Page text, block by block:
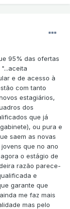
95% das ofertas
e de acesso à
com tanto
estagiários,
dos
que já
ou pura e
saem as novas
que no ano
o estágio de
razão parece-
e
garante que
me faz mais
mas pelo